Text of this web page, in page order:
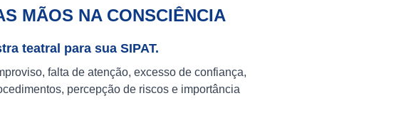
MÃOS NA CONSCIÊNCIA
teatral para sua SIPAT.
falta de atenção, excesso de confiança,
percepção de riscos e importância